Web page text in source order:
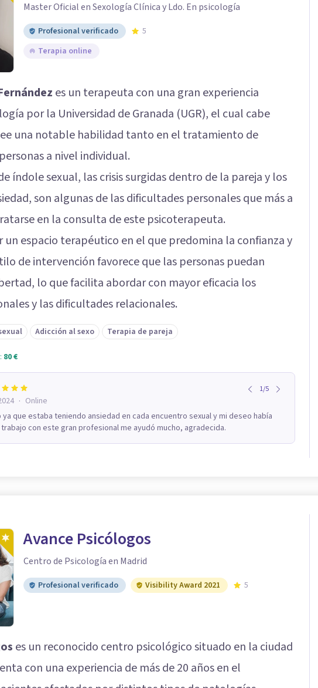
Master Oficial en Sexología Clínica y Ldo. En psicología
Profesional verificado
5
Terapia online
es un terapeuta con una gran experiencia
por la Universidad de Granada (UGR), el cual cabe
una notable habilidad tanto en el tratamiento de
a nivel individual.
índole sexual, las crisis surgidas dentro de la pareja y los
son algunas de las dificultades personales que más a
en la consulta de este psicoterapeuta.
un espacio terapéutico en el que predomina la confianza y
de intervención favorece que las personas puedan
lo que facilita abordar con mayor eficacia los
y las dificultades relacionales.
Adicción al sexo Terapia de pareja
80 €
1/5
· Online
que estaba teniendo ansiedad en cada encuentro sexual y mi deseo había
con este gran profesional me ayudó mucho, agradecida.
Avance Psicólogos
Centro de Psicología en Madrid
Profesional verificado Visibility Award 2021 5
es un reconocido centro psicológico situado en la ciudad
con una experiencia de más de 20 años en el